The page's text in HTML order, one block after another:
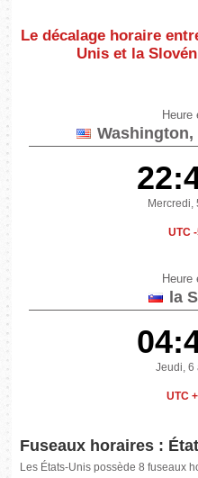
Le décalage horaire
Unis et la
Heure
Washington,
Mercredi,
UTC
Heure
la
Jeudi, 6
UTC
Fuseaux horaires :
Les États-Unis possède 8 fuseaux